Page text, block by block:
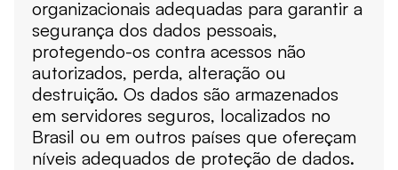
organizacionais adequadas para garantir a
segurança dos dados pessoais,
protegendo-os contra acessos não
autorizados, perda, alteração ou
destruição. Os dados são armazenados
em servidores seguros, localizados no
Brasil ou em outros países que ofereçam
níveis adequados de proteção de dados.